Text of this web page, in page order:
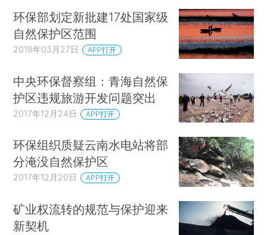
环保部划定新批建17处国家级
自然保护区范围
2018年03月27日 APP打开
中央环保督察组：青海自然保
护区违规旅游开发问题突出
2017年12月24日 APP打开
环保组织质疑云南水电站将部
分淹没自然保护区
2017年12月20日 APP打开
矿业权流转的规范与保护迎来
新契机